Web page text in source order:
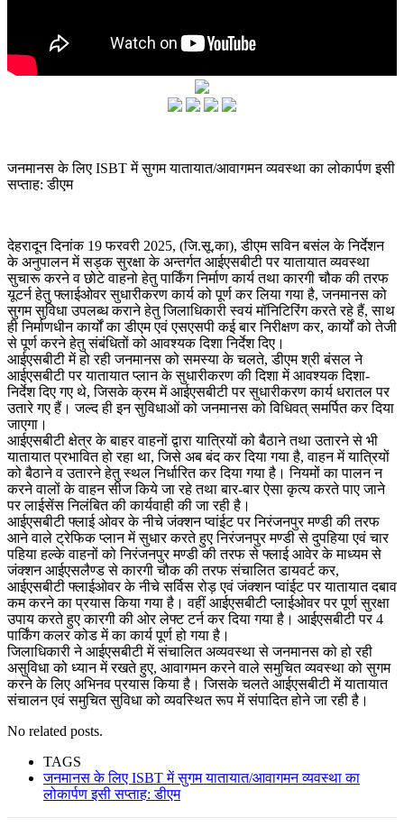
जनमानस के लिए ISBT में सुगम यातायात/आवागमन व्यवस्था का लोकार्पण इसी
सप्ताह: डीएम
देहरादून दिनांक 19 फरवरी 2025, (जि.सू.का), डीएम सविन बसंल के निर्देशन
के अनुपालन में सड़क सुरक्षा के अन्तर्गत आईएसबीटी पर यातायात व्यवस्था
सुचारू करने व छोटे वाहनो हेतु पार्किंग निर्माण कार्य तथा कारगी चौक की तरफ
यूटर्न हेतु फ्लाईओवर सुधारीकरण कार्य को पूर्ण कर लिया गया है, जनमानस को
सुगम सुविधा उपलब्ध कराने हेतु जिलाधिकारी स्वयं मॉनिटिरिंग करते रहे हैं, साथ
ही निर्माणधीन कार्यों का डीएम एवं एसएसपी कई बार निरीक्षण कर, कार्यों को तेजी
से पूर्ण करने हेतु संबंधितों को आवश्यक दिशा निर्देश दिए।
आईएसबीटी में हो रही जनमानस को समस्या के चलते, डीएम श्री बंसल ने
आईएसबीटी पर यातायात प्लान के सुधारीकरण की दिशा में आवश्यक दिशा-
निर्देश दिए गए थे, जिसके क्रम में आईएसबीटी पर सुधारीकरण कार्य धरातल पर
उतारे गए हैं। जल्द ही इन सुविधाओं को जनमानस को विधिवत् समर्पित कर दिया
जाएगा।
आईएसबीटी क्षेत्र के बाहर वाहनों द्वारा यात्रियों को बैठाने तथा उतारने से भी
यातायात प्रभावित हो रहा था, जिसे अब बंद कर दिया गया है, वाहन में यात्रियों
को बैठाने व उतारने हेतु स्थल निर्धारित कर दिया गया है। नियमों का पालन न
करने वालों के वाहन सीज किये जा रहे तथा बार-बार ऐसा कृत्य करते पाए जाने
पर लाईसेंस निलंबित की कार्यवाही की जा रही है।
आईएसबीटी फ्लाई ओवर के नीचे जंक्शन प्वांईट पर निरंजनपुर मण्डी की तरफ
आने वाले ट्रेफिक प्लान में सुधार करते हुए निरंजनपुर मण्डी से दुपहिया एवं चार
पहिया हल्के वाहनों को निरंजनपुर मण्डी की तरफ से फ्लाई आवेर के माध्यम से
जंक्शन आईएसलैण्ड से कारगी चौक की तरफ संचालित डायवर्ट कर,
आईएसबीटी फ्लाईओवर के नीचे सर्विस रोड़ एवं जंक्शन प्वांईट पर यातायात दबाव
कम करने का प्रयास किया गया है। वहीं आईएसबीटी प्लाईओवर पर पूर्ण सुरक्षा
उपाय करते हुए कारगी की ओर लेफ्ट टर्न कर दिया गया है। आईएसबीटी पर 4
पार्किंग कलर कोड में का कार्य पूर्ण हो गया है।
जिलाधिकारी ने आईएसबीटी में संचालित अव्यवस्था से जनमानस को हो रही
असुविधा को ध्यान में रखते हुए, आवागमन करने वाले समुचित व्यवस्था को सुगम
करने के लिए अभिनव प्रयास किया है। जिसके चलते आईएसबीटी में यातायात
संचालन एवं समुचित सुविधा को व्यवस्थित रूप में संपादित होने जा रही है।
No related posts.
TAGS
जनमानस के लिए ISBT में सुगम यातायात/आवागमन व्यवस्था का
लोकार्पण इसी सप्ताह: डीएम